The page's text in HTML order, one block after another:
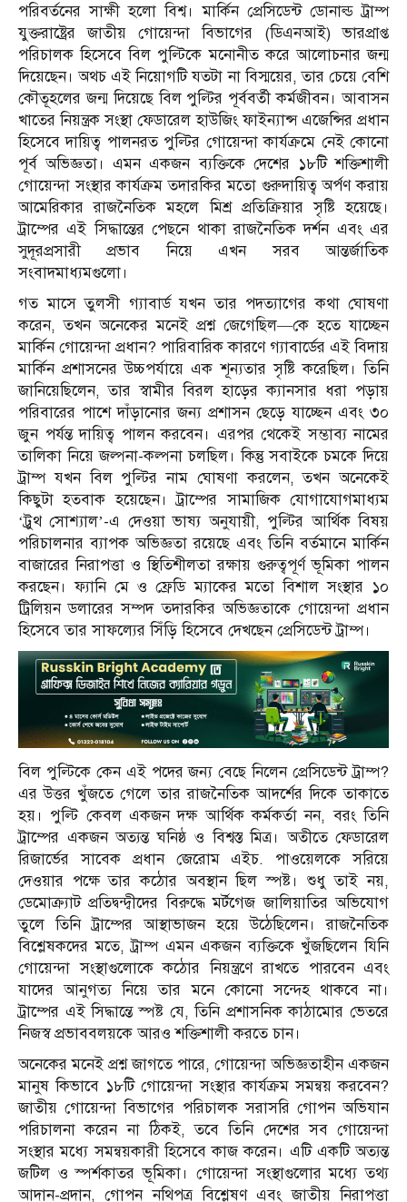
পরিবর্তনের সাক্ষী হলো বিশ্ব। মার্কিন প্রেসিডেন্ট ডোনাল্ড ট্রাম্প
যুক্তরাষ্ট্রের জাতীয় গোয়েন্দা বিভাগের (ডিএনআই) ভারপ্রাপ্ত
পরিচালক হিসেবে বিল পুল্টিকে মনোনীত করে আলোচনার জন্ম
দিয়েছেন। অথচ এই নিয়োগটি যতটা না বিস্ময়ের, তার চেয়ে বেশি
কৌতূহলের জন্ম দিয়েছে বিল পুল্টির পূর্ববর্তী কর্মজীবন। আবাসন
খাতের নিয়ন্ত্রক সংস্থা ফেডারেল হাউজিং ফাইন্যান্স এজেন্সির প্রধান
হিসেবে দায়িত্ব পালনরত পুল্টির গোয়েন্দা কার্যক্রমে নেই কোনো
পূর্ব অভিজ্ঞতা। এমন একজন ব্যক্তিকে দেশের ১৮টি শক্তিশালী
গোয়েন্দা সংস্থার কার্যক্রম তদারকির মতো গুরুদায়িত্ব অর্পণ করায়
আমেরিকার রাজনৈতিক মহলে মিশ্র প্রতিক্রিয়ার সৃষ্টি হয়েছে।
ট্রাম্পের এই সিদ্ধান্তের পেছনে থাকা রাজনৈতিক দর্শন এবং এর
সুদূরপ্রসারী প্রভাব নিয়ে এখন সরব আন্তর্জাতিক
সংবাদমাধ্যমগুলো।
গত মাসে তুলসী গ্যাবার্ড যখন তার পদত্যাগের কথা ঘোষণা
করেন, তখন অনেকের মনেই প্রশ্ন জেগেছিল—কে হতে যাচ্ছেন
মার্কিন গোয়েন্দা প্রধান? পারিবারিক কারণে গ্যাবার্ডের এই বিদায়
মার্কিন প্রশাসনের উচ্চপর্যায়ে এক শূন্যতার সৃষ্টি করেছিল। তিনি
জানিয়েছিলেন, তার স্বামীর বিরল হাড়ের ক্যানসার ধরা পড়ায়
পরিবারের পাশে দাঁড়ানোর জন্য প্রশাসন ছেড়ে যাচ্ছেন এবং ৩০
জুন পর্যন্ত দায়িত্ব পালন করবেন। এরপর থেকেই সম্ভাব্য নামের
তালিকা নিয়ে জল্পনা-কল্পনা চলছিল। কিন্তু সবাইকে চমকে দিয়ে
ট্রাম্প যখন বিল পুল্টির নাম ঘোষণা করলেন, তখন অনেকেই
কিছুটা হতবাক হয়েছেন। ট্রাম্পের সামাজিক যোগাযোগমাধ্যম
‘ট্রুথ সোশ্যাল’-এ দেওয়া ভাষ্য অনুযায়ী, পুল্টির আর্থিক বিষয়
পরিচালনার ব্যাপক অভিজ্ঞতা রয়েছে এবং তিনি বর্তমানে মার্কিন
বাজারের নিরাপত্তা ও স্থিতিশীলতা রক্ষায় গুরুত্বপূর্ণ ভূমিকা পালন
করছেন। ফ্যানি মে ও ফ্রেডি ম্যাকের মতো বিশাল সংস্থার ১০
ট্রিলিয়ন ডলারের সম্পদ তদারকির অভিজ্ঞতাকে গোয়েন্দা প্রধান
হিসেবে তার সাফল্যের সিঁড়ি হিসেবে দেখছেন প্রেসিডেন্ট ট্রাম্প।
বিল পুল্টিকে কেন এই পদের জন্য বেছে নিলেন প্রেসিডেন্ট ট্রাম্প?
এর উত্তর খুঁজতে গেলে তার রাজনৈতিক আদর্শের দিকে তাকাতে
হয়। পুল্টি কেবল একজন দক্ষ আর্থিক কর্মকর্তা নন, বরং তিনি
ট্রাম্পের একজন অত্যন্ত ঘনিষ্ঠ ও বিশ্বস্ত মিত্র। অতীতে ফেডারেল
রিজার্ভের সাবেক প্রধান জেরোম এইচ. পাওয়েলকে সরিয়ে
দেওয়ার পক্ষে তার কঠোর অবস্থান ছিল স্পষ্ট। শুধু তাই নয়,
ডেমোক্র্যাট প্রতিদ্বন্দ্বীদের বিরুদ্ধে মর্টগেজ জালিয়াতির অভিযোগ
তুলে তিনি ট্রাম্পের আস্থাভাজন হয়ে উঠেছিলেন। রাজনৈতিক
বিশ্লেষকদের মতে, ট্রাম্প এমন একজন ব্যক্তিকে খুঁজছিলেন যিনি
গোয়েন্দা সংস্থাগুলোকে কঠোর নিয়ন্ত্রণে রাখতে পারবেন এবং
যাদের আনুগত্য নিয়ে তার মনে কোনো সন্দেহ থাকবে না।
ট্রাম্পের এই সিদ্ধান্তে স্পষ্ট যে, তিনি প্রশাসনিক কাঠামোর ভেতরে
নিজস্ব প্রভাববলয়কে আরও শক্তিশালী করতে চান।
অনেকের মনেই প্রশ্ন জাগতে পারে, গোয়েন্দা অভিজ্ঞতাহীন একজন
মানুষ কিভাবে ১৮টি গোয়েন্দা সংস্থার কার্যক্রম সমন্বয় করবেন?
জাতীয় গোয়েন্দা বিভাগের পরিচালক সরাসরি গোপন অভিযান
পরিচালনা করেন না ঠিকই, তবে তিনি দেশের সব গোয়েন্দা
সংস্থার মধ্যে সমন্বয়কারী হিসেবে কাজ করেন। এটি একটি অত্যন্ত
জটিল ও স্পর্শকাতর ভূমিকা। গোয়েন্দা সংস্থাগুলোর মধ্যে তথ্য
আদান-প্রদান, গোপন নথিপত্র বিশ্লেষণ এবং জাতীয় নিরাপত্তা